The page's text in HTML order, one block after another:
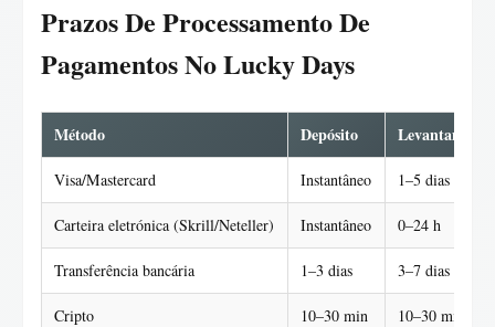
Prazos De Processamento De
Pagamentos No Lucky Days
Método Depósito Levantamento
Visa/Mastercard Instantâneo 1–5 dias
Carteira eletrónica (Skrill/Neteller) Instantâneo 0–24 h
Transferência bancária 1–3 dias 3–7 dias
Cripto 10–30 min 10–30 min